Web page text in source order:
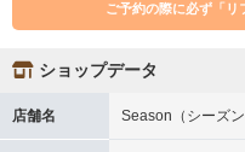
ご予約の際に必ず「リ
ショップデータ
店舗名 Season（シーズン